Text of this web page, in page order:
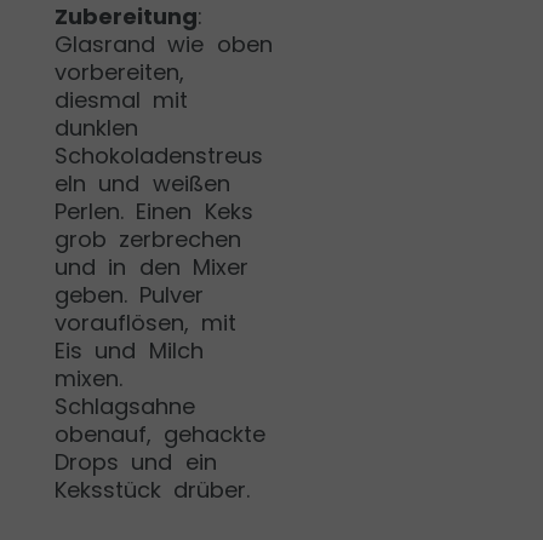
Zubereitung:
Glasrand wie oben
vorbereiten,
diesmal mit
dunklen
Schokoladenstreus
eln und weißen
Perlen. Einen Keks
grob zerbrechen
und in den Mixer
geben. Pulver
vorauflösen, mit
Eis und Milch
mixen.
Schlagsahne
obenauf, gehackte
Drops und ein
Keksstück drüber.